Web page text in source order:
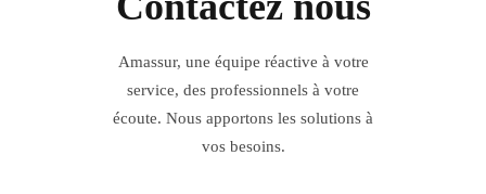
Amassur, une équipe réactive à votre
service, des professionnels à votre
écoute. Nous apportons les solutions à
vos besoins.